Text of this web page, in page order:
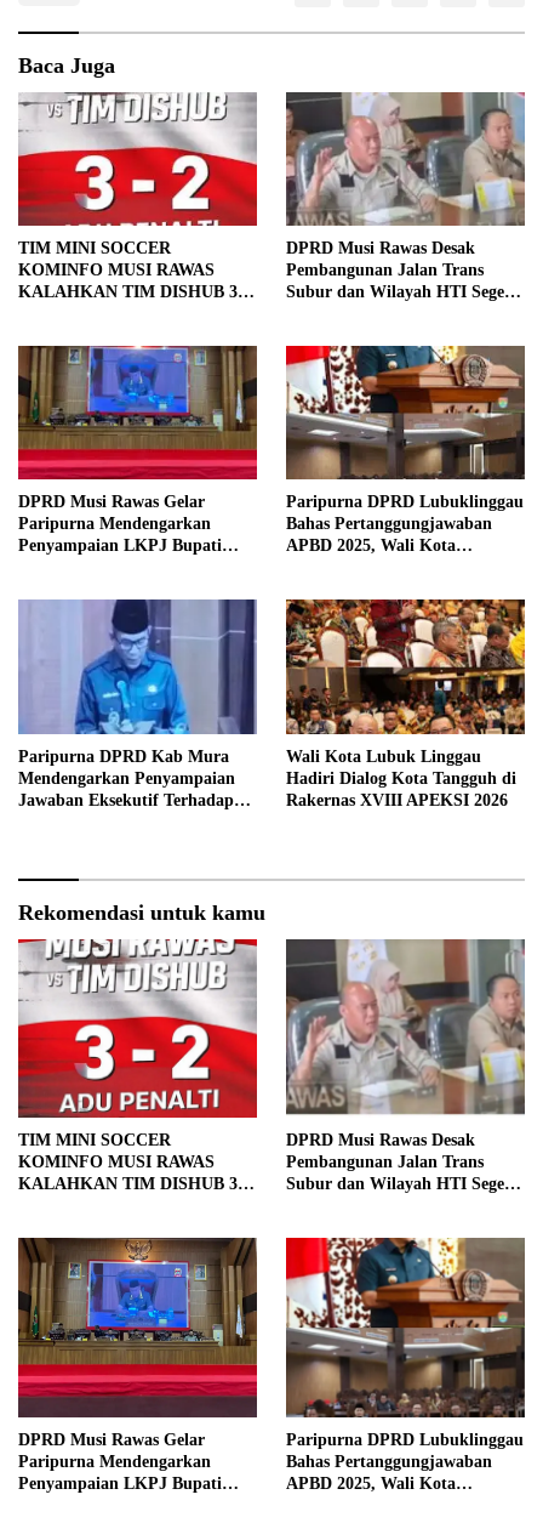
Baca Juga
TIM MINI SOCCER
KOMINFO MUSI RAWAS
KALAHKAN TIM DISHUB 3-2
DPRD Musi Rawas Desak
Pembangunan Jalan Trans
Subur dan Wilayah HTI Segera
DPRD Musi Rawas Gelar
Paripurna Mendengarkan
Penyampaian LKPJ Bupati
Paripurna DPRD Lubuklinggau
Bahas Pertanggungjawaban
APBD 2025, Wali Kota
Paripurna DPRD Kab Mura
Mendengarkan Penyampaian
Jawaban Eksekutif Terhadap
Anggaran 2025.
Wali Kota Lubuk Linggau
Hadiri Dialog Kota Tangguh di
Rakernas XVIII APEKSI 2026
Rekomendasi untuk kamu
TIM MINI SOCCER
KOMINFO MUSI RAWAS
KALAHKAN TIM DISHUB 3-2
DPRD Musi Rawas Desak
Pembangunan Jalan Trans
Subur dan Wilayah HTI Segera
DPRD Musi Rawas Gelar
Paripurna Mendengarkan
Penyampaian LKPJ Bupati
Paripurna DPRD Lubuklinggau
Bahas Pertanggungjawaban
APBD 2025, Wali Kota